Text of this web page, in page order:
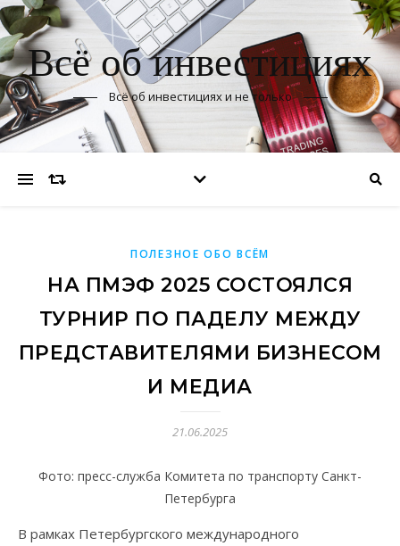
Всё об инвестициях
Всё об инвестициях и не только
ПОЛЕЗНОЕ ОБО ВСЁМ
НА ПМЭФ 2025 СОСТОЯЛСЯ
ТУРНИР ПО ПАДЕЛУ МЕЖДУ
ПРЕДСТАВИТЕЛЯМИ БИЗНЕСОМ
И МЕДИА
21.06.2025
Фото: пресс-служба Комитета по транспорту Санкт-
Петербурга
В рамках Петербургского международного